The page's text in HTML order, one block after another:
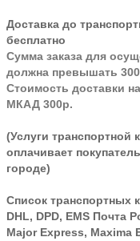
Доставка до
бесплатно
Сумма заказа для
должна превышать
Стоимость доставки
МКАД 300р.
(Услуги транспортной
оплачивает
городе)
Список транспортных
DHL, DPD, EMS Почта
Major Express, Maxima